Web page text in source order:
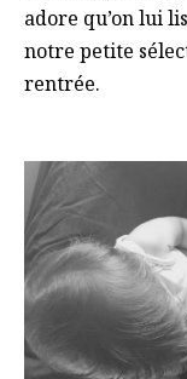
adore qu’on lui
notre petite
rentrée.